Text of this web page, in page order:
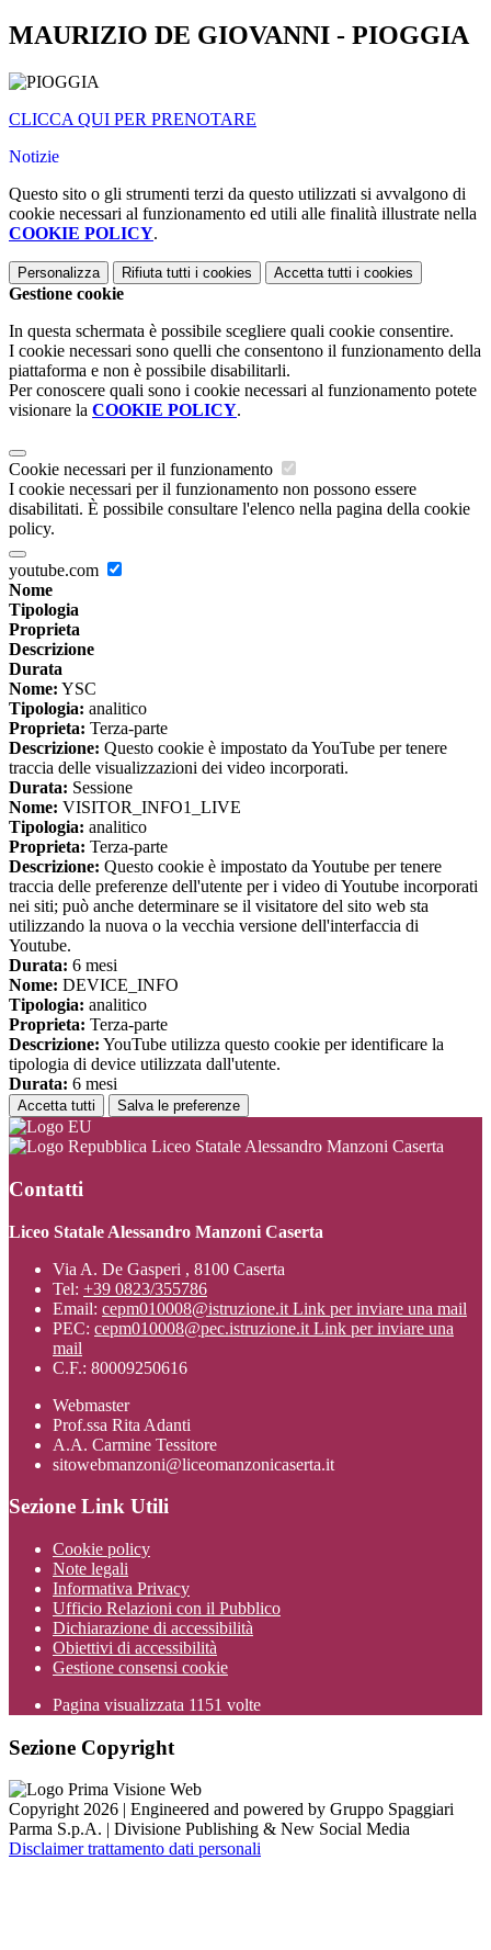
MAURIZIO DE GIOVANNI - PIOGGIA
CLICCA QUI PER PRENOTARE
Notizie
Questo sito o gli strumenti terzi da questo utilizzati si avvalgono di
cookie necessari al funzionamento ed utili alle finalità illustrate nella
COOKIE POLICY.
Personalizza Rifiuta tutti i cookies Accetta tutti i cookies
Gestione cookie
In questa schermata è possibile scegliere quali cookie consentire.
I cookie necessari sono quelli che consentono il funzionamento della
piattaforma e non è possibile disabilitarli.
Per conoscere quali sono i cookie necessari al funzionamento potete
visionare la COOKIE POLICY.
Cookie necessari per il funzionamento
I cookie necessari per il funzionamento non possono essere
disabilitati. È possibile consultare l'elenco nella pagina della cookie
policy.
youtube.com
Nome
Tipologia
Proprieta
Descrizione
Durata
Nome: YSC
Tipologia: analitico
Proprieta: Terza-parte
Descrizione: Questo cookie è impostato da YouTube per tenere
traccia delle visualizzazioni dei video incorporati.
Durata: Sessione
Nome: VISITOR_INFO1_LIVE
Tipologia: analitico
Proprieta: Terza-parte
Descrizione: Questo cookie è impostato da Youtube per tenere
traccia delle preferenze dell'utente per i video di Youtube incorporati
nei siti; può anche determinare se il visitatore del sito web sta
utilizzando la nuova o la vecchia versione dell'interfaccia di
Youtube.
Durata: 6 mesi
Nome: DEVICE_INFO
Tipologia: analitico
Proprieta: Terza-parte
Descrizione: YouTube utilizza questo cookie per identificare la
tipologia di device utilizzata dall'utente.
Durata: 6 mesi
Accetta tutti Salva le preferenze
Liceo Statale Alessandro Manzoni Caserta
Contatti
Liceo Statale Alessandro Manzoni Caserta
Via A. De Gasperi , 8100 Caserta
Tel: +39 0823/355786
Email: cepm010008@istruzione.it Link per inviare una mail
PEC: cepm010008@pec.istruzione.it Link per inviare una
mail
C.F.: 80009250616
Webmaster
Prof.ssa Rita Adanti
A.A. Carmine Tessitore
sitowebmanzoni@liceomanzonicaserta.it
Sezione Link Utili
Cookie policy
Note legali
Informativa Privacy
Ufficio Relazioni con il Pubblico
Dichiarazione di accessibilità
Obiettivi di accessibilità
Gestione consensi cookie
Pagina visualizzata 1151 volte
Sezione Copyright
Copyright 2026 | Engineered and powered by Gruppo Spaggiari
Parma S.p.A. | Divisione Publishing & New Social Media
Disclaimer trattamento dati personali